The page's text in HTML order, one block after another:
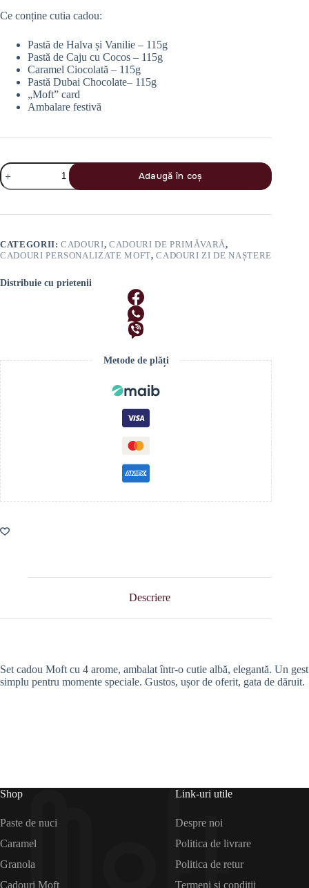
Ce conține cutia cadou:
Pastă de Halva și Vanilie – 115g
Pastă de Caju cu Cocos – 115g
Caramel Ciocolată – 115g
Pastă Dubai Chocolate– 115g
„Moft” card
Ambalare festivă
Cantitate
Set
Cadou
cei
Arome”
Adaugă în coș
CATEGORII:CADOURI,CADOURI DE PRIMĂVARĂ,
CADOURI PERSONALIZATE MOFT,CADOURI ZI DE NAȘTERE
Distribuie cu prietenii
Metode de plăți
Descriere
Set cadou Moft cu 4 arome, ambalat într-o cutie albă, elegantă. Un gest
simplu pentru momente speciale. Gustos, ușor de oferit, gata de dăruit.
Shop
Paste de nuci
Caramel
Granola
Cadouri Moft
Link-uri utile
Despre noi
Politica de livrare
Politica de retur
Termeni și condiții